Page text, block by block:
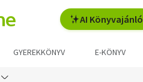
AI Könyvajánló
GYEREKKÖNYV E-KÖNYV